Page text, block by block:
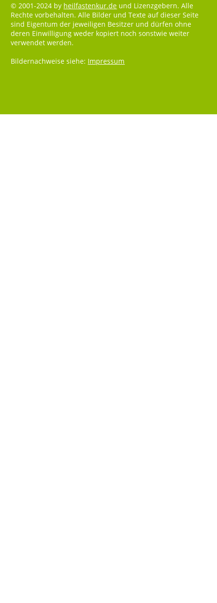
© 2001-2024 by heilfastenkur.de und Lizenzgebern. Alle
Rechte vorbehalten. Alle Bilder und Texte auf dieser Seite
sind Eigentum der jeweiligen Besitzer und dürfen ohne
deren Einwilligung weder kopiert noch sonstwie weiter
verwendet werden.
Bildernachweise siehe: Impressum